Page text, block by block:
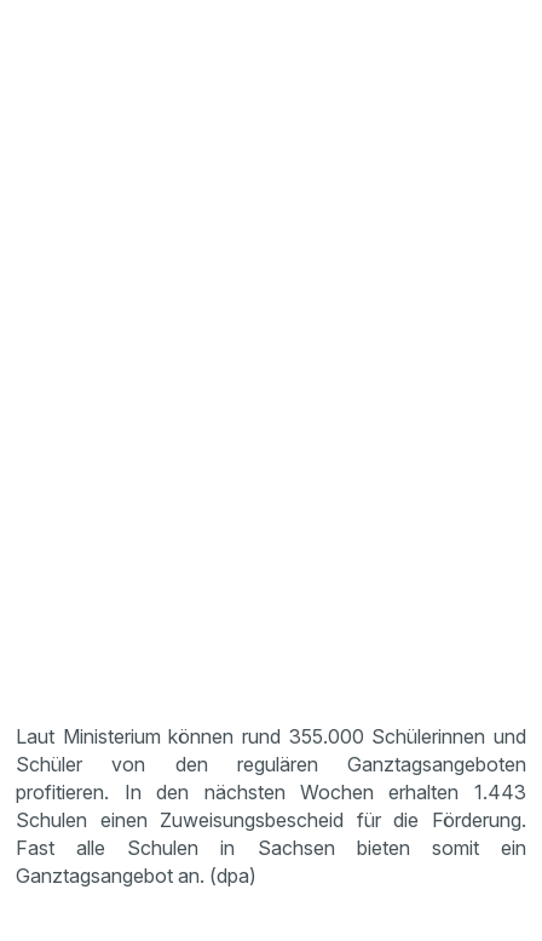
Laut Ministerium können rund 355.000 Schülerinnen und
Schüler von den regulären Ganztagsangeboten
profitieren. In den nächsten Wochen erhalten 1.443
Schulen einen Zuweisungsbescheid für die Förderung.
Fast alle Schulen in Sachsen bieten somit ein
Ganztagsangebot an. (dpa)